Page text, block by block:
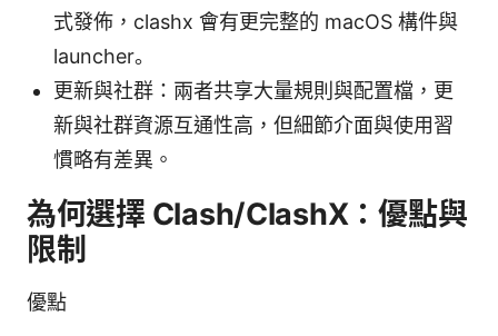
式發佈，clashx 會有更完整的 macOS 構件與
launcher。
更新與社群：兩者共享大量規則與配置檔，更
新與社群資源互通性高，但細節介面與使用習
慣略有差異。
為何選擇 Clash/ClashX：優點與
限制
優點